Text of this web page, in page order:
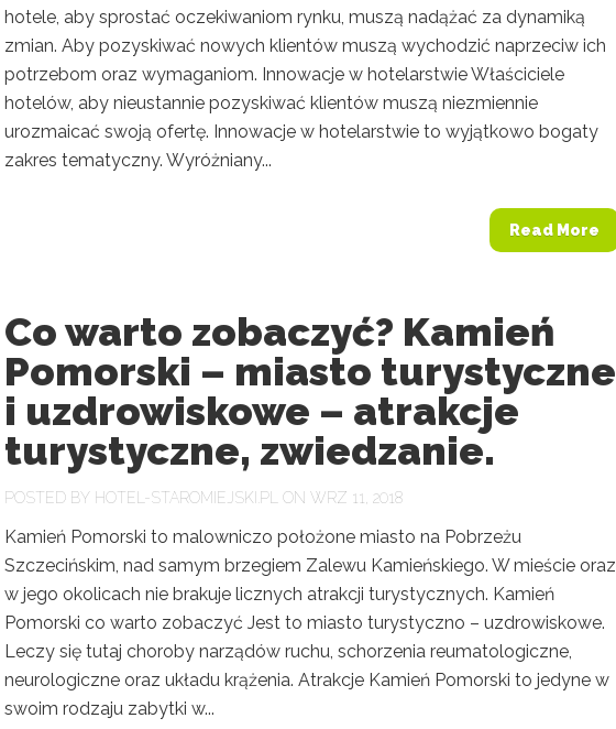
hotele, aby sprostać oczekiwaniom rynku, muszą nadążać za dynamiką
zmian. Aby pozyskiwać nowych klientów muszą wychodzić naprzeciw ich
potrzebom oraz wymaganiom. Innowacje w hotelarstwie Właściciele
hotelów, aby nieustannie pozyskiwać klientów muszą niezmiennie
urozmaicać swoją ofertę. Innowacje w hotelarstwie to wyjątkowo bogaty
zakres tematyczny. Wyróżniany...
Read More
Co warto zobaczyć? Kamień
Pomorski – miasto turystyczne
i uzdrowiskowe – atrakcje
turystyczne, zwiedzanie.
POSTED BY HOTEL-STAROMIEJSKI.PL ON WRZ 11, 2018
Kamień Pomorski to malowniczo położone miasto na Pobrzeżu
Szczecińskim, nad samym brzegiem Zalewu Kamieńskiego. W mieście oraz
w jego okolicach nie brakuje licznych atrakcji turystycznych. Kamień
Pomorski co warto zobaczyć Jest to miasto turystyczno – uzdrowiskowe.
Leczy się tutaj choroby narządów ruchu, schorzenia reumatologiczne,
neurologiczne oraz układu krążenia. Atrakcje Kamień Pomorski to jedyne w
swoim rodzaju zabytki w...